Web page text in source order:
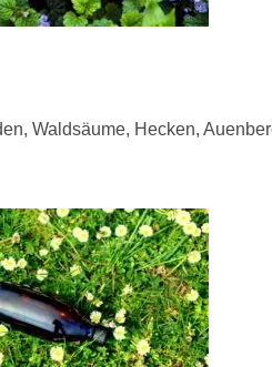
Waldsäume, Hecken,